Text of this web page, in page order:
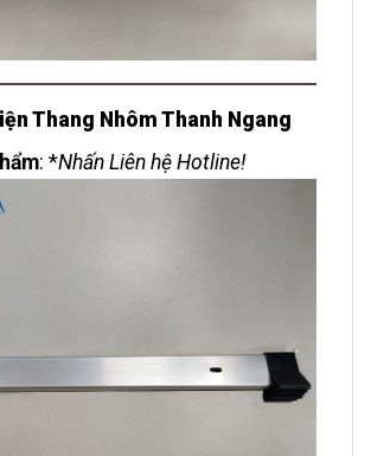
Thang Nhôm Thanh Ngang
: *Nhấn Liên hệ Hotline!